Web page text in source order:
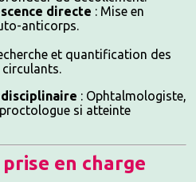
directe : Mise en
anticorps.
et quantification des
: Ophtalmologiste,
si atteinte
en charge